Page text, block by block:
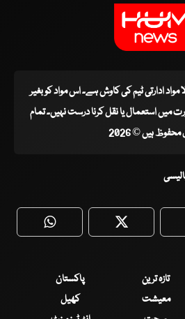
مواد ادارتی ٹیم کی کاوش ہے۔ اس مواد کو بغیر
استعمال یا نقل کرنا درست نہیں۔ تمام
ہیں © 2026
WhatsApp Twitter
تازہ ترین
پاکستان
معیشت
کھیل